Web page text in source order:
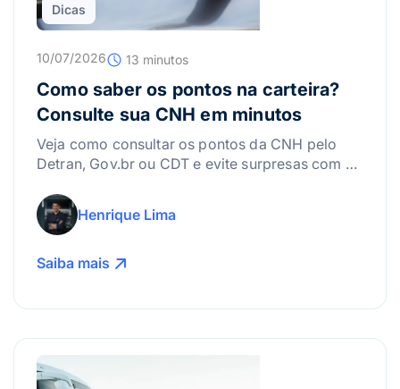
Dicas
10/07/2026 13 minutos
Como saber os pontos na carteira?
Consulte sua CNH em minutos
Veja como consultar os pontos da CNH pelo
Detran, Gov.br ou CDT e evite surpresas com a
Henrique Lima
Saiba mais